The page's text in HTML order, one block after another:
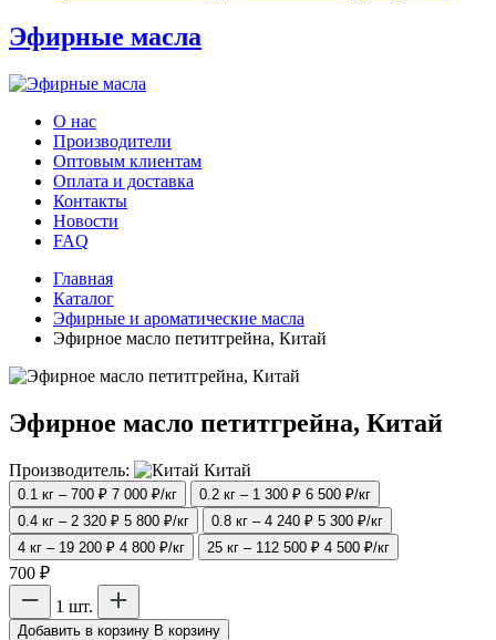
Эфирные масла
О нас
Производители
Оптовым клиентам
Оплата и доставка
Контакты
Новости
FAQ
Главная
Каталог
Эфирные и ароматические масла
Эфирное масло петитгрейна, Китай
Эфирное масло петитгрейна, Китай
Производитель: Китай
0.1 кг – 700 ₽ 7 000 ₽/кг 0.2 кг – 1 300 ₽ 6 500 ₽/кг
0.4 кг – 2 320 ₽ 5 800 ₽/кг 0.8 кг – 4 240 ₽ 5 300 ₽/кг
4 кг – 19 200 ₽ 4 800 ₽/кг 25 кг – 112 500 ₽ 4 500 ₽/кг
700 ₽
1 шт.
Добавить в корзину В корзину